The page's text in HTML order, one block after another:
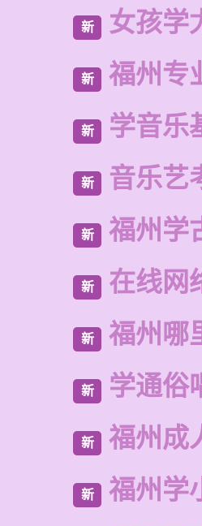
新 女孩学
新 福州专
新 学音乐
新 音乐艺
新 福州学
新 在线网
新 福州哪
新 学通俗
新 福州成
新 福州学